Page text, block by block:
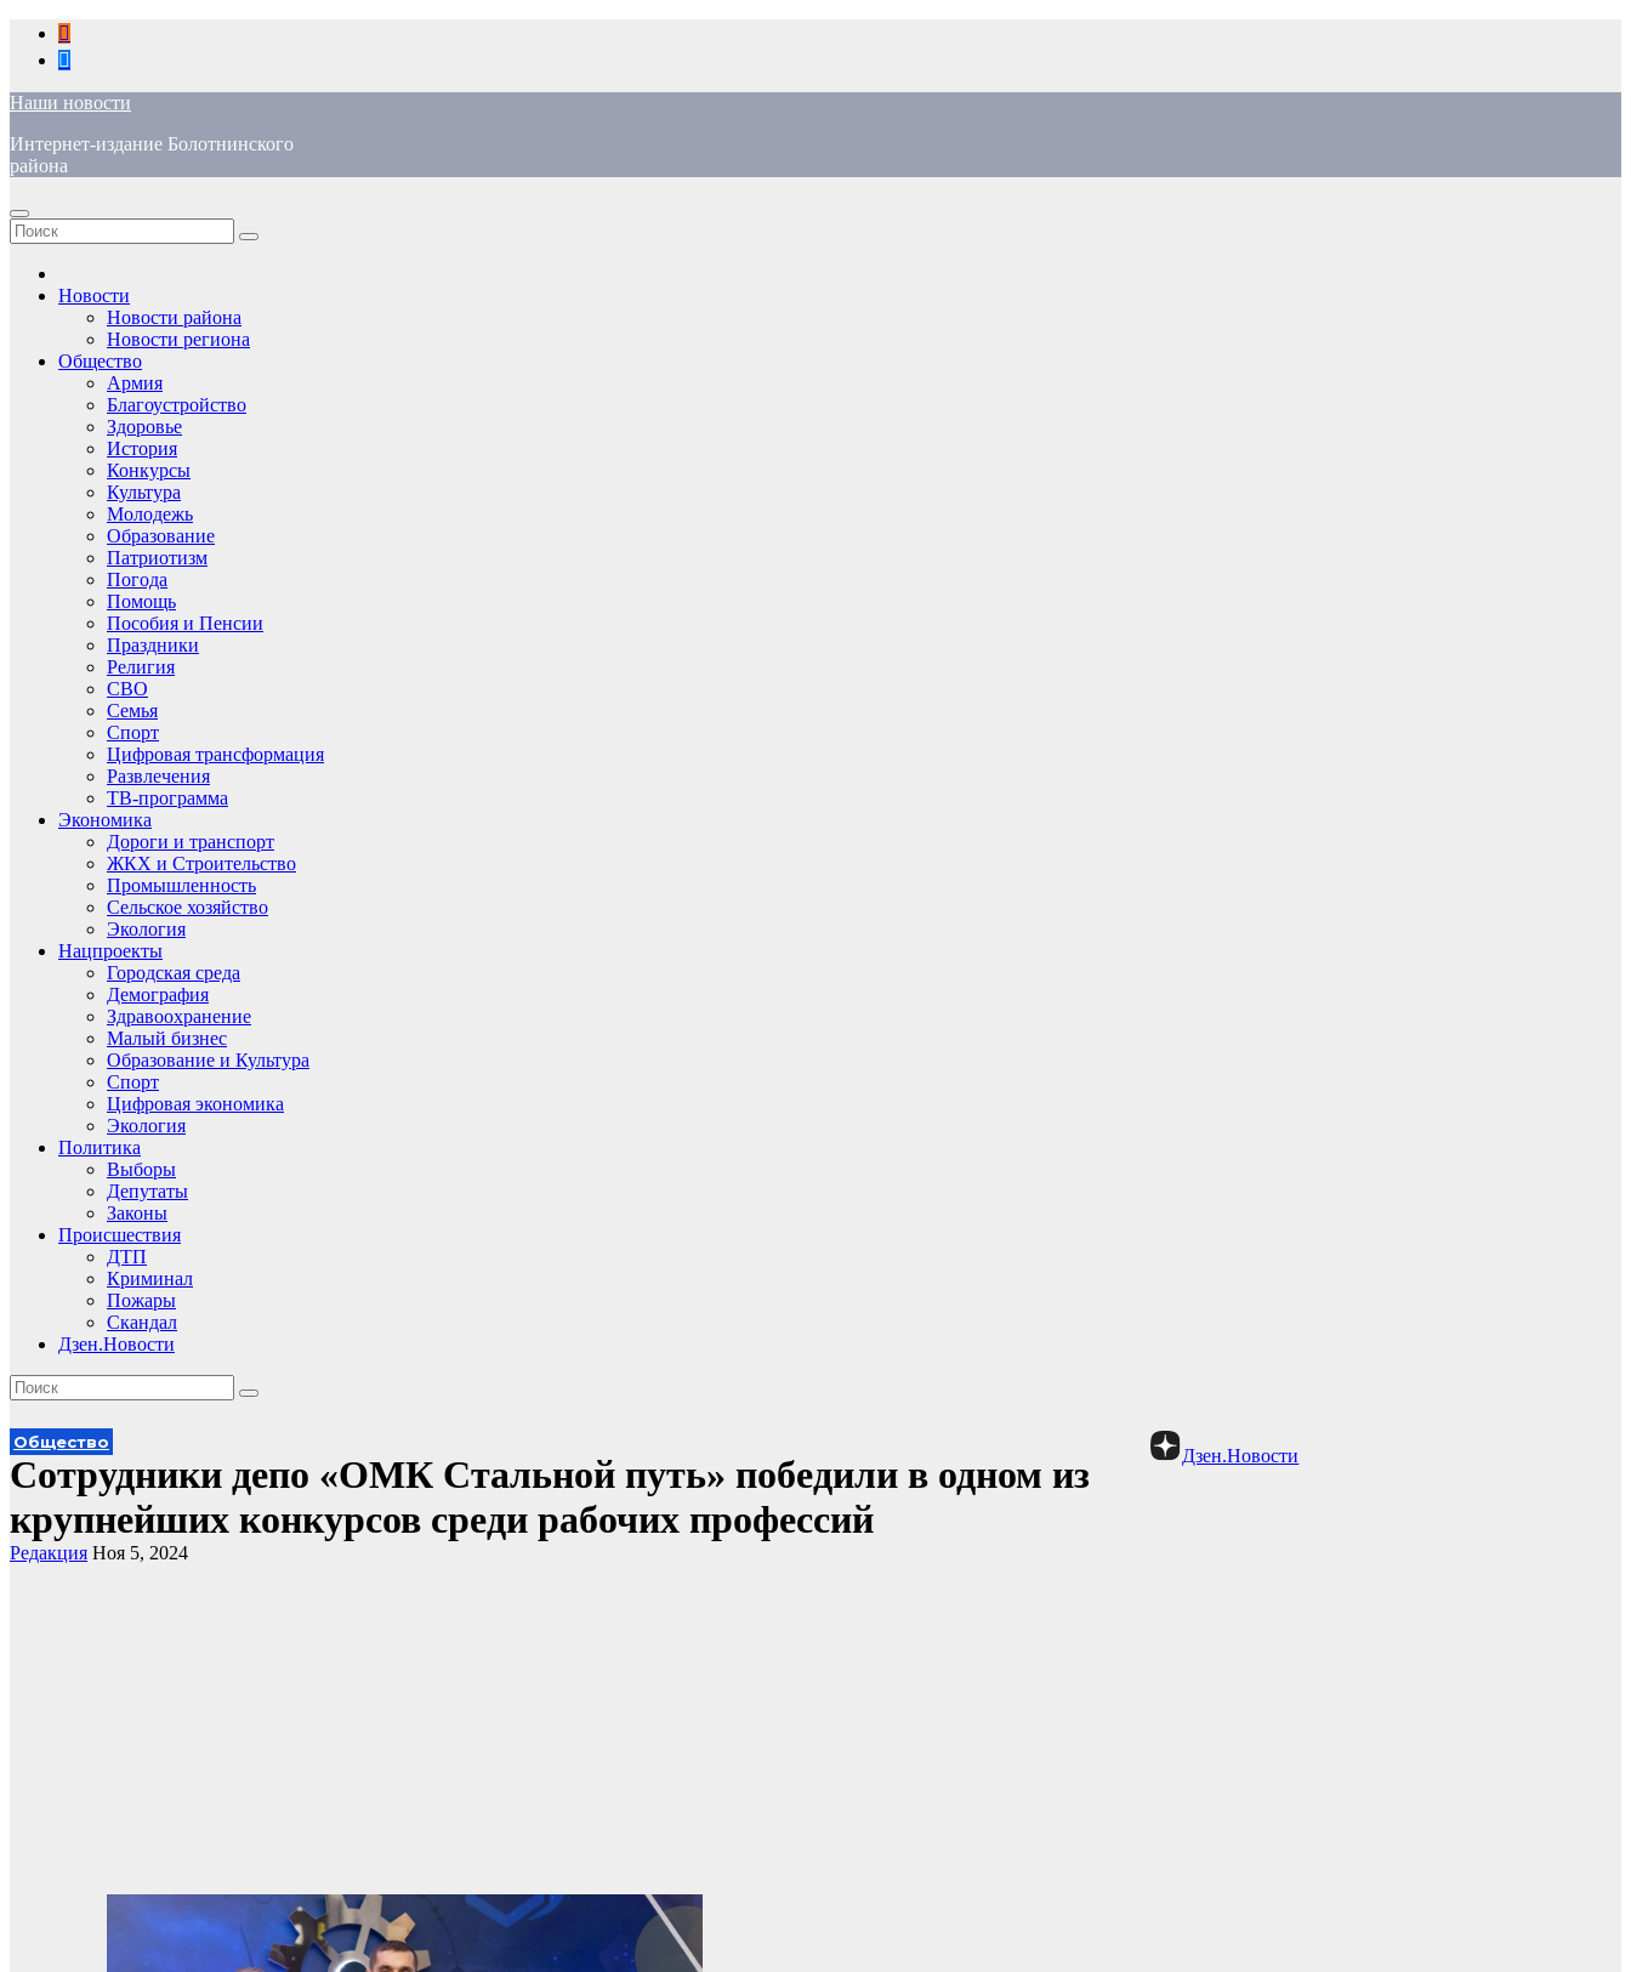
Перейти
содержимому
Наши новости
Интернет-издание Болотнинского
района
Новости
Новости района
Новости региона
Общество
Армия
Благоустройство
Здоровье
История
Конкурсы
Культура
Молодежь
Образование
Патриотизм
Погода
Помощь
Пособия и Пенсии
Праздники
Религия
СВО
Семья
Спорт
Цифровая трансформация
Развлечения
ТВ-программа
Экономика
Дороги и транспорт
ЖКХ и Строительство
Промышленность
Сельское хозяйство
Экология
Нацпроекты
Городская среда
Демография
Здравоохранение
Малый бизнес
Образование и Культура
Спорт
Цифровая экономика
Экология
Политика
Выборы
Депутаты
Законы
Происшествия
ДТП
Криминал
Пожары
Скандал
Дзен.Новости
Дзен.Новости
Общество
Сотрудники депо «ОМК Стальной путь» победили в одном из
крупнейших конкурсов среди рабочих профессий
Редакция Ноя 5, 2024